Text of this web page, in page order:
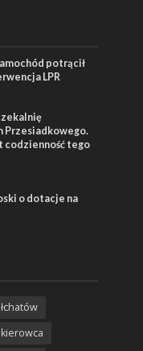
potrącił
LPR
Przesiadkowego.
codzienność tego
o dotacje na
kierowca